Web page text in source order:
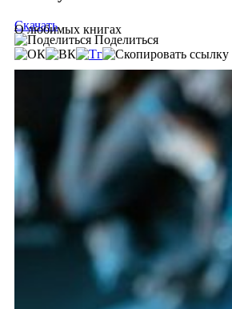
О любимых книгах
Скачать
Поделиться